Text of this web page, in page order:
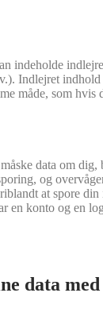
indeholde
Indlejret indhold
måde, som hvis
data om dig,
og
at spore din
en konto og en
data med